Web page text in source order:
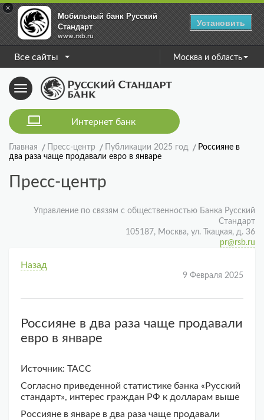
×
Мобильный банк Русский
Стандарт
www.rsb.ru
Установить
Все сайты Москва и область
Toggle
navigation
Интернет банк
Главная Пресс-центр Публикации 2025 год
Россияне в
два раза чаще продавали евро в январе
Пресс-центр
Управление по связям с общественностью Банка Русский
Стандарт
105187, Москва, ул. Ткацкая, д. 36
pr@rsb.ru
Назад
9 Февраля 2025
Россияне в два раза чаще продавали
евро в январе
Источник: ТАСС
Согласно приведенной статистике банка «Русский
стандарт», интерес граждан РФ к долларам выше
Россияне в январе в два раза чаще продавали